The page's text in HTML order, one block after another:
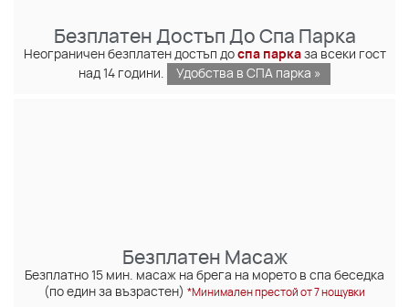
Безплатен Достъп До Спа Парка
Неограничен безплатен достъп до спа парказа всеки гост
над 14 години.
Удобства в СПА парка »
Безплатен Масаж
Безплатно 15 мин. масаж на брега на морето в спа беседка
(по един за възрастен) *Минимален престой от 7 нощувки